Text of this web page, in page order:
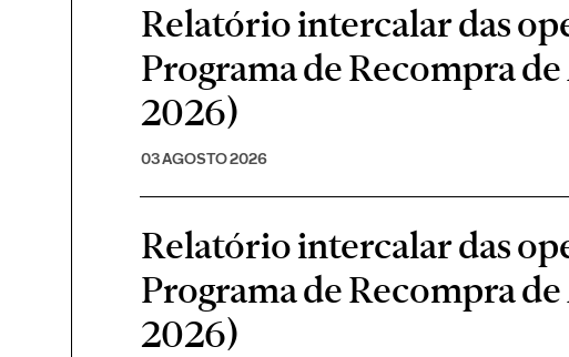
Relatório intercalar das
Programa de Recompra
2026)
03 AGOSTO 2026
Relatório intercalar das
Programa de Recompra
2026)